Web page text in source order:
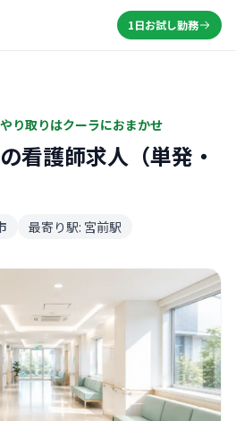
1日お試し勤務
り取りはクーラにおまかせ
看護師求人（単発・
最寄り駅: 宮前駅